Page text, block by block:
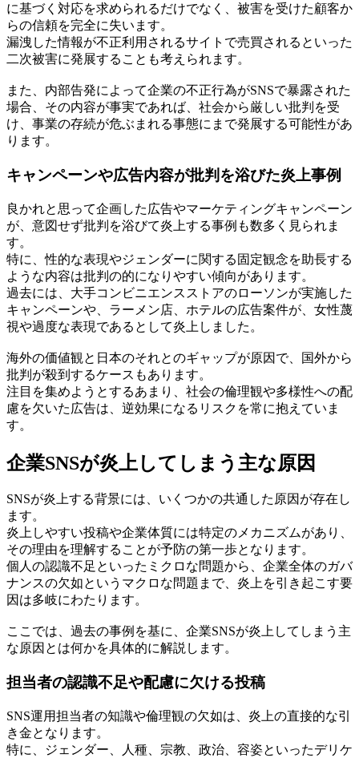
に基づく対応を求められるだけでなく、被害を受けた顧客か
らの信頼を完全に失います。
漏洩した情報が不正利用されるサイトで売買されるといった
二次被害に発展することも考えられます。
また、内部告発によって企業の不正行為がSNSで暴露された
場合、その内容が事実であれば、社会から厳しい批判を受
け、事業の存続が危ぶまれる事態にまで発展する可能性があ
ります。
キャンペーンや広告内容が批判を浴びた炎上事例
良かれと思って企画した広告やマーケティングキャンペーン
が、意図せず批判を浴びて炎上する事例も数多く見られま
す。
特に、性的な表現やジェンダーに関する固定観念を助長する
ような内容は批判の的になりやすい傾向があります。
過去には、大手コンビニエンスストアのローソンが実施した
キャンペーンや、ラーメン店、ホテルの広告案件が、女性蔑
視や過度な表現であるとして炎上しました。
海外の価値観と日本のそれとのギャップが原因で、国外から
批判が殺到するケースもあります。
注目を集めようとするあまり、社会の倫理観や多様性への配
慮を欠いた広告は、逆効果になるリスクを常に抱えていま
す。
企業SNSが炎上してしまう主な原因
SNSが炎上する背景には、いくつかの共通した原因が存在し
ます。
炎上しやすい投稿や企業体質には特定のメカニズムがあり、
その理由を理解することが予防の第一歩となります。
個人の認識不足といったミクロな問題から、企業全体のガバ
ナンスの欠如というマクロな問題まで、炎上を引き起こす要
因は多岐にわたります。
ここでは、過去の事例を基に、企業SNSが炎上してしまう主
な原因とは何かを具体的に解説します。
担当者の認識不足や配慮に欠ける投稿
SNS運用担当者の知識や倫理観の欠如は、炎上の直接的な引
き金となります。
特に、ジェンダー、人種、宗教、政治、容姿といったデリケ